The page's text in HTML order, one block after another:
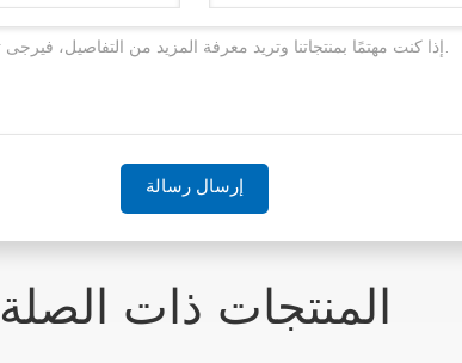
إرسال رسالة
المنتجات ذات الصلة